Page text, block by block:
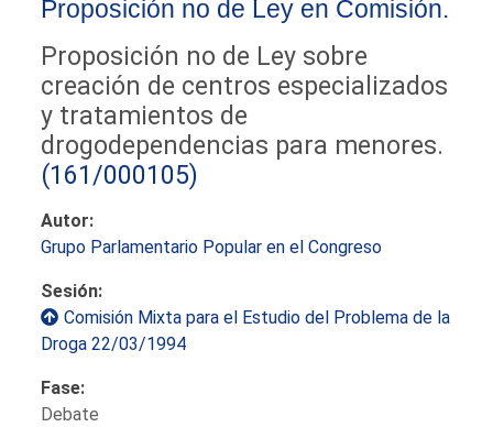
Proposición no de Ley en Comisión.
Proposición no de Ley sobre
creación de centros especializados
y tratamientos de
drogodependencias para menores.
(161/000105)
Autor:
Grupo Parlamentario Popular en el Congreso
Sesión:
Comisión Mixta para el Estudio del Problema de la
Droga 22/03/1994
Fase:
Debate